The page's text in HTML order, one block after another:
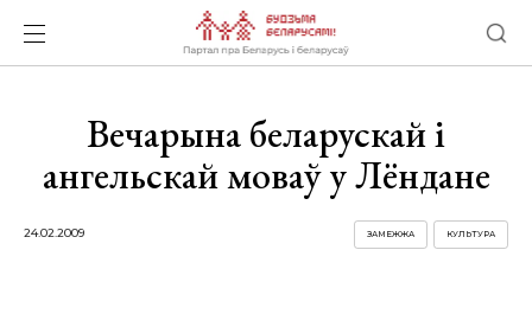
Вечарына беларускай і
ангельскай моваў у Лёндане
24.02.2009 КУЛЬТУРА
ЗАМЕЖЖА